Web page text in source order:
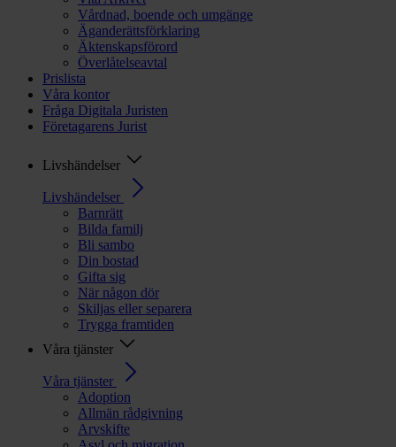
Vårdnad, boende och umgänge
Äganderättsförklaring
Äktenskapsförord
Överlåtelseavtal
Prislista
Våra kontor
Fråga Digitala Juristen
Företagarens Jurist
Livshändelser
Livshändelser
Barnrätt
Bilda familj
Bli sambo
Din bostad
Gifta sig
När någon dör
Skiljas eller separera
Trygga framtiden
Våra tjänster
Våra tjänster
Adoption
Allmän rådgivning
Arvskifte